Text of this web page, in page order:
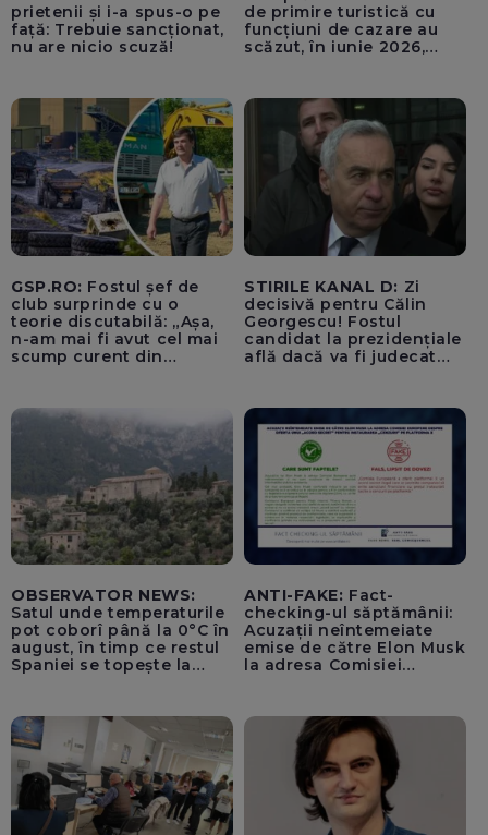
prietenii și i-a spus-o pe
față: Trebuie sancționat,
nu are nicio scuză!
de primire turistică cu
funcțiuni de cazare au
scăzut, în iunie 2026,
5,7%. Cei mai mulți străini
au venit din Germania și
Italia
GSP.RO: Fostul șef de
club surprinde cu o
teorie discutabilă: „Așa,
n-am mai fi avut cel mai
scump curent din
STIRILE KANAL D: Zi
decisivă pentru Călin
Georgescu! Fostul
candidat la prezidențiale
află dacă va fi judecat
OBSERVATOR NEWS:
Satul unde temperaturile
pot coborî până la 0°C în
august, în timp ce restul
Spaniei se topește la
ANTI-FAKE: Fact-
checking-ul săptămânii:
Acuzații neîntemeiate
emise de către Elon Musk
la adresa Comisiei
pentru instaurarea
„cenzurii” pe platforma X